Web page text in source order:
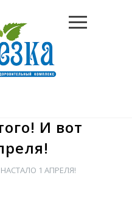
И вот
1 АПРЕЛЯ!